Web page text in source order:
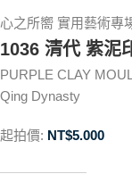
心之所嚮 實用藝術專
1036 清代 紫泥
PURPLE CLAY
Qing Dynasty
起拍價: NT$5.000